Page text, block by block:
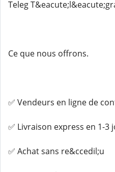
Teleg️
Ce que nous offrons.
✅ Vendeurs en ligne de
✅ Livraison express en 1-3
✅ Achat sans re&ccedil;u